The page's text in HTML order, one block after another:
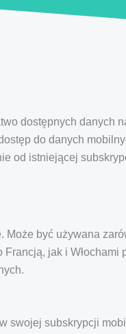
dostępnych danych
do danych
od istniejącej
Może być używana
jak i Włochami
swojej subskrypcji